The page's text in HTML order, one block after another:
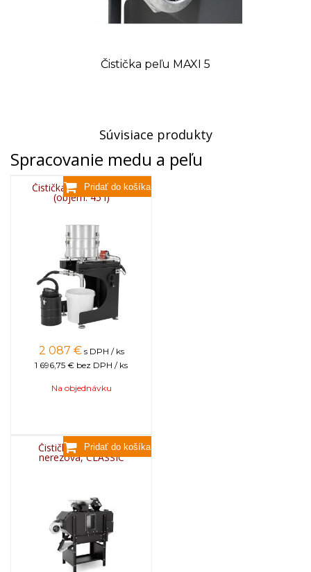
Čistička peľu MAXI 5
Súvisiace produkty
Spracovanie medu a peľu
Čistička vibračná 230V
(objem: 45 l)
2 087 € s DPH / ks
1 696,75 € bez DPH / ks
Na objednávku
Čistička peľu, 230V,
nerezová, CLASSIC